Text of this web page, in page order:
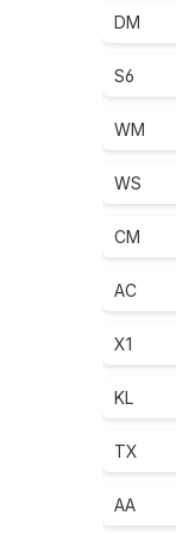
DM
S6
WM
WS
CM
AC
X1
KL
TX
AA